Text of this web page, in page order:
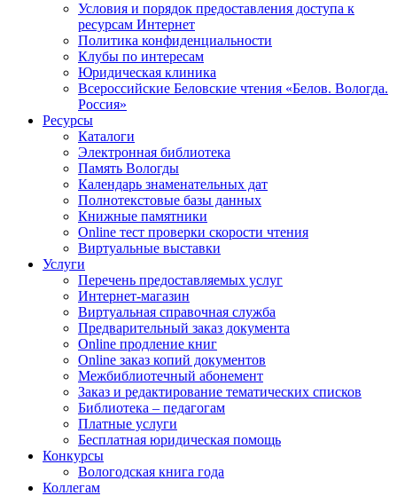
Условия и порядок предоставления доступа к
ресурсам Интернет
Политика конфиденциальности
Клубы по интересам
Юридическая клиника
Всероссийские Беловские чтения «Белов. Вологда.
Россия»
Ресурсы
Каталоги
Электронная библиотека
Память Вологды
Календарь знаменательных дат
Полнотекстовые базы данных
Книжные памятники
Online тест проверки скорости чтения
Виртуальные выставки
Услуги
Перечень предоставляемых услуг
Интернет-магазин
Виртуальная справочная служба
Предварительный заказ документа
Online продление книг
Online заказ копий документов
Межбиблиотечный абонемент
Заказ и редактирование тематических списков
Библиотека – педагогам
Платные услуги
Бесплатная юридическая помощь
Конкурсы
Вологодская книга года
Коллегам